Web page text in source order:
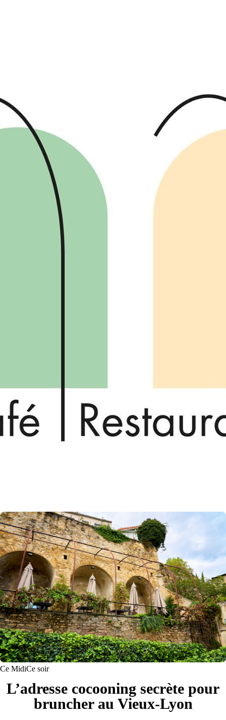
Ce MidiCe soir
L’adresse cocooning secrète pour
bruncher au Vieux-Lyon